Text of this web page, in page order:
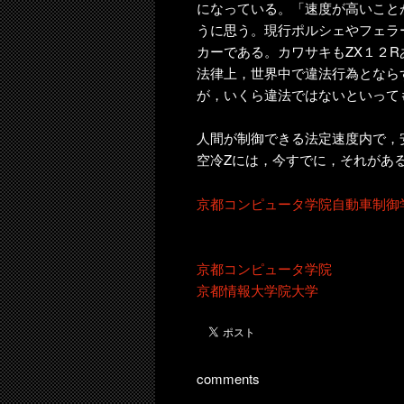
になっている。「速度が高いこ
うに思う。現行ポルシェやフェ
カーである。カワサキもZX１２
法律上，世界中で違法行為とな
が，いくら違法ではないといっ
人間が制御できる法定速度内で
空冷Zには，今すでに，それがあ
京都コンピュータ学院自動車制御
京都コンピュータ学院
京都情報大学院大学
comments